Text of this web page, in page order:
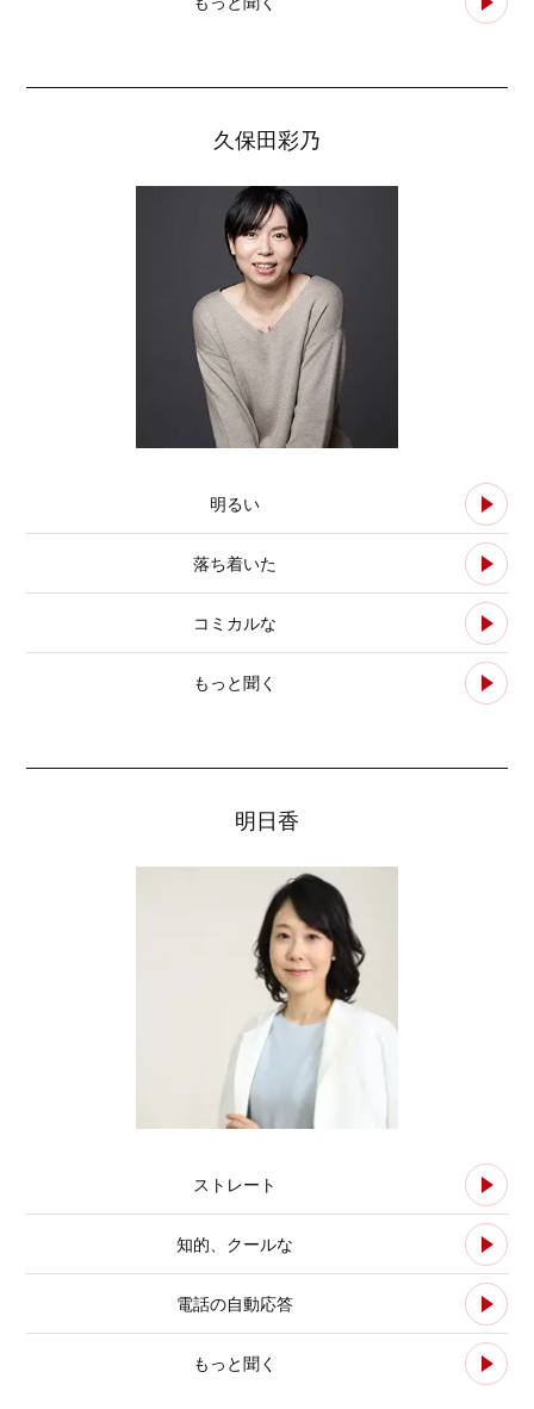
久保田彩乃
明るい
落ち着いた
コミカルな
もっと聞く
明日香
ストレート
知的、クールな
電話の自動応答
もっと聞く